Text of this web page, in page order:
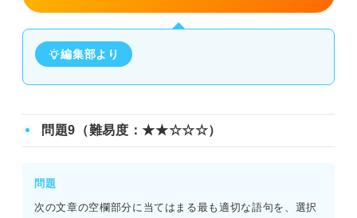
編集部より
問題9（難易度：★★☆☆☆）
問題
次の文章の空欄部分に当てはまる最も適切な語句を、選択